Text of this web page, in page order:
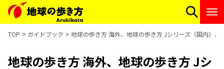
TOP ガイドブック 地球の歩き方 海外、地球の歩き方 Jシリーズ（国内）
地球の歩き方 海外、地球の歩き方 Jシ